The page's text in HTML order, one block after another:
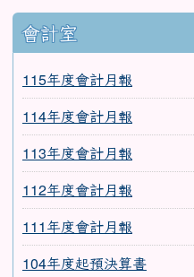
會計室
115年度會計月報
114年度會計月報
113年度會計月報
112年度會計月報
111年度會計月報
104年度起預決算書